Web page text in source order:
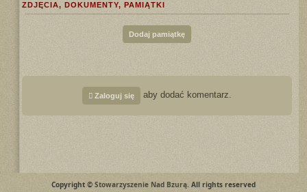
ZDJĘCIA, DOKUMENTY, PAMIĄTKI
Dodaj pamiątkę
Zaloguj się aby dodać komentarz.
Copyright © Stowarzyszenie Nad Bzurą. All rights reserved